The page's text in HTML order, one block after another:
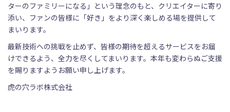
ターのファミリーになる」という理念のもと、クリエイターに寄り
添い、ファンの皆様に「好き」をより深く楽しめる場を提供して
まいります。
最新技術への挑戦を止めず、皆様の期待を超えるサービスをお届
けできるよう、全力を尽くしてまいります。本年も変わらぬご支援
を賜りますようお願い申し上げます。
虎の穴ラボ株式会社